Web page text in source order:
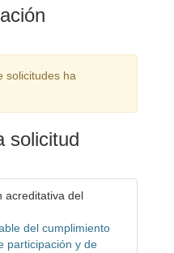
solicitudes ha
solicitud
acreditativa del
del cumplimiento
participación y de